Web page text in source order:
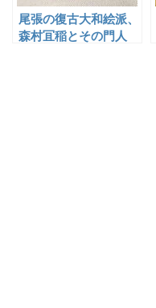
尾張の復古大和絵派、
森村冝稲とその門人